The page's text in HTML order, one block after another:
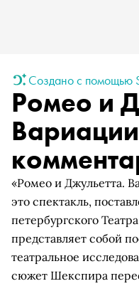
Создано с помощью
Ромео и
«Ромео и Джульетта.
это спектакль,
петербургского
представляет собой
театральное
сюжет Шекспира